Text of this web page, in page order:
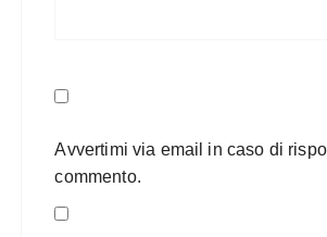
Avvertimi via email in caso di
commento.